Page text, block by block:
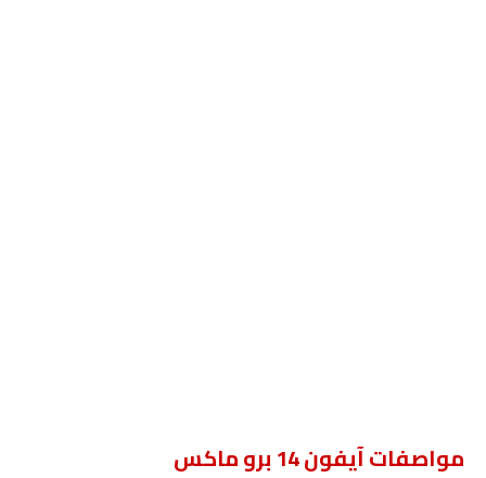
مواصفات آيفون 14 برو ماكس